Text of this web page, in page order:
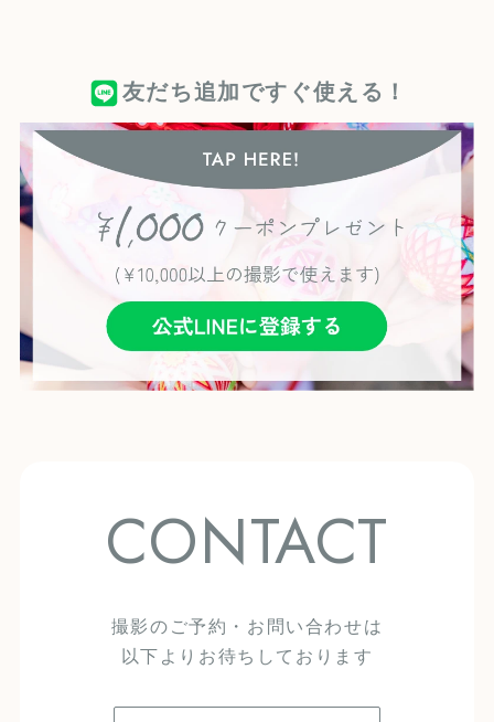
友だち追加ですぐ使える！
CONTACT
撮影のご予約・お問い合わせは
以下よりお待ちしております